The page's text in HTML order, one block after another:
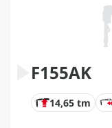
F155AK
14,65 tm